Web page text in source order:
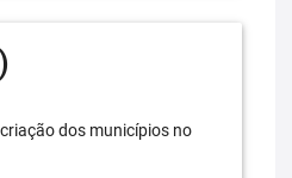
dos municípios no